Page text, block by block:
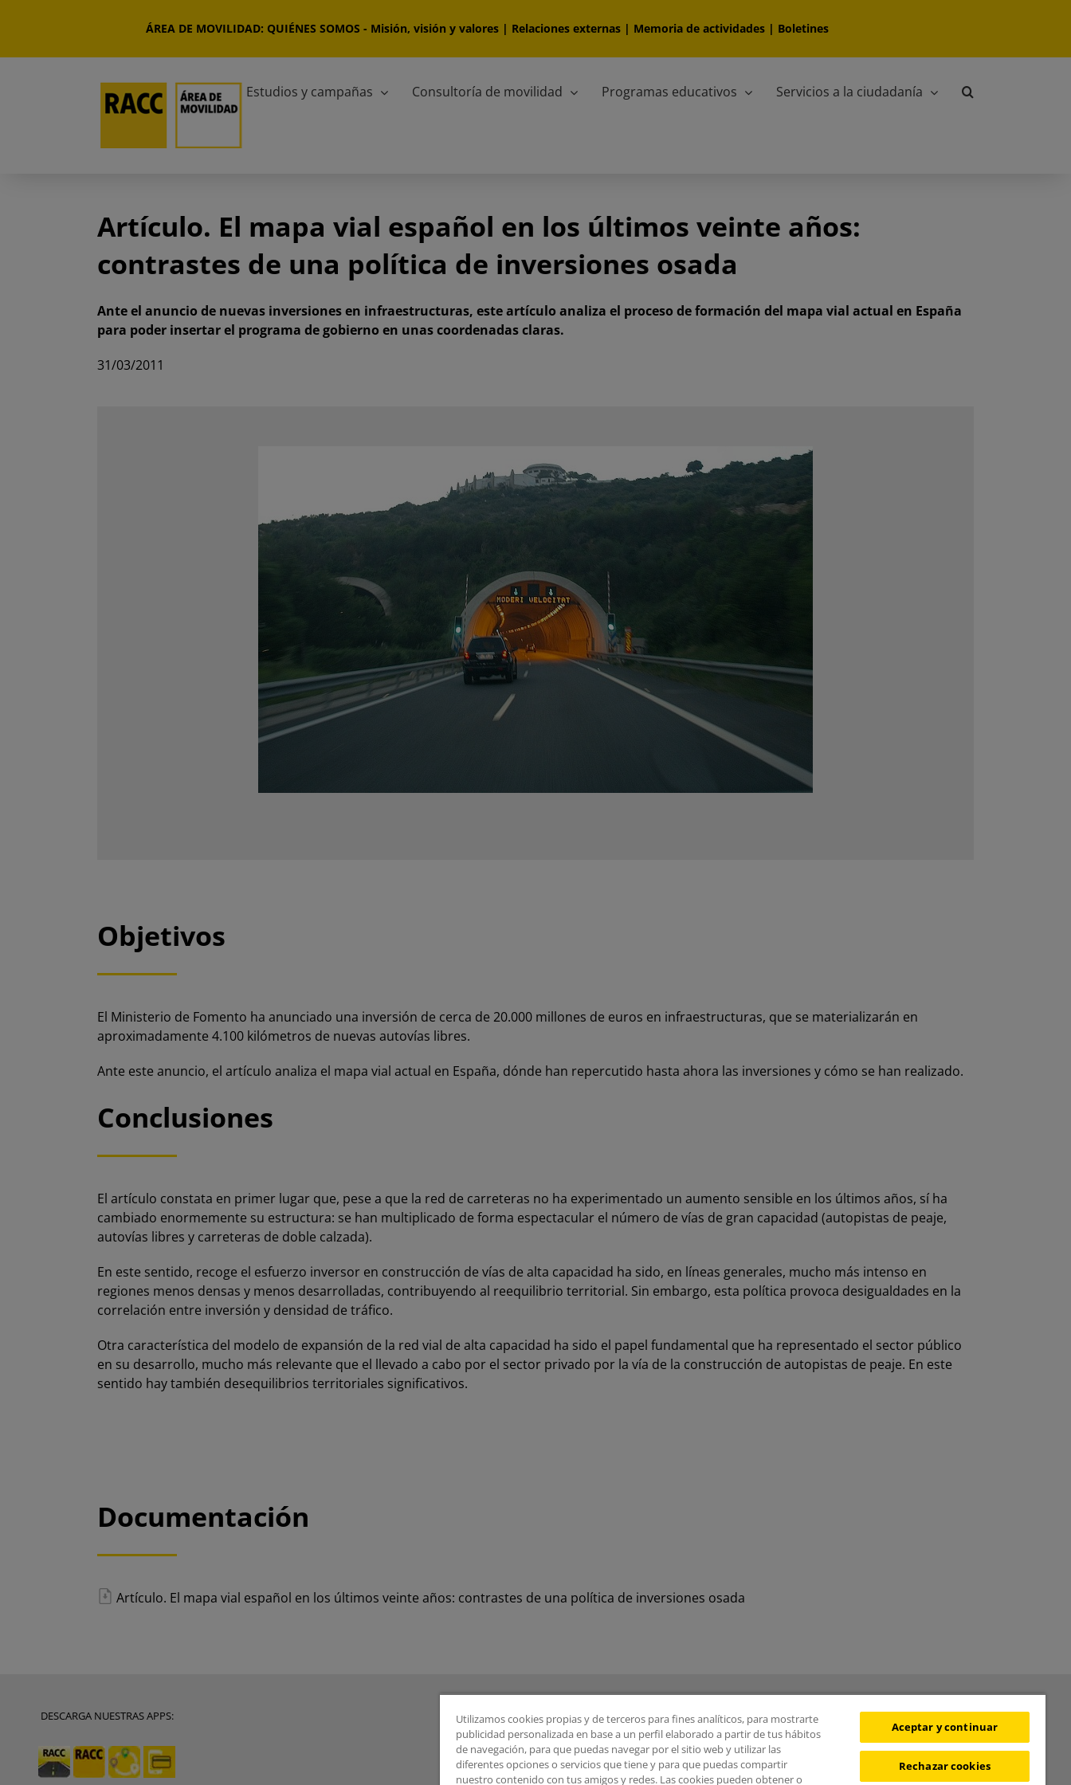
ÁREA DE MOVILIDAD: QUIÉNES SOMOS - Misión, visión y valores| Relaciones externas| Memoria de actividades| Boletines
Estudios y campañas Consultoría de movilidad Programas educativos Servicios a la ciudadanía
Artículo. El mapa vial español en los últimos veinte años:
contrastes de una política de inversiones osada
Ante el anuncio de nuevas inversiones en infraestructuras, este artículo analiza el proceso de formación del mapa vial actual en España
para poder insertar el programa de gobierno en unas coordenadas claras.
31/03/2011
Objetivos
El Ministerio de Fomento ha anunciado una inversión de cerca de 20.000 millones de euros en infraestructuras, que se materializarán en
aproximadamente 4.100 kilómetros de nuevas autovías libres.
Ante este anuncio, el artículo analiza el mapa vial actual en España, dónde han repercutido hasta ahora las inversiones y cómo se han realizado.
Conclusiones
El artículo constata en primer lugar que, pese a que la red de carreteras no ha experimentado un aumento sensible en los últimos años, sí ha
cambiado enormemente su estructura: se han multiplicado de forma espectacular el número de vías de gran capacidad (autopistas de peaje,
autovías libres y carreteras de doble calzada).
En este sentido, recoge el esfuerzo inversor en construcción de vías de alta capacidad ha sido, en líneas generales, mucho más intenso en
regiones menos densas y menos desarrolladas, contribuyendo al reequilibrio territorial. Sin embargo, esta política provoca desigualdades en la
correlación entre inversión y densidad de tráfico.
Otra característica del modelo de expansión de la red vial de alta capacidad ha sido el papel fundamental que ha representado el sector público
en su desarrollo, mucho más relevante que el llevado a cabo por el sector privado por la vía de la construcción de autopistas de peaje. En este
sentido hay también desequilibrios territoriales significativos.
Documentación
Artículo. El mapa vial español en los últimos veinte años: contrastes de una política de inversiones osada
DESCARGA NUESTRAS APPS: BOLETÍN
Utilizamos cookies propias y de terceros para fines analíticos, para mostrarte
publicidad personalizada en base a un perfil elaborado a partir de tus hábitos
de navegación, para que puedas navegar por el sitio web y utilizar las
diferentes opciones o servicios que tiene y para que puedas compartir
nuestro contenido con tus amigos y redes. Las cookies pueden obtener o
Aceptar y continuar
Rechazar cookies